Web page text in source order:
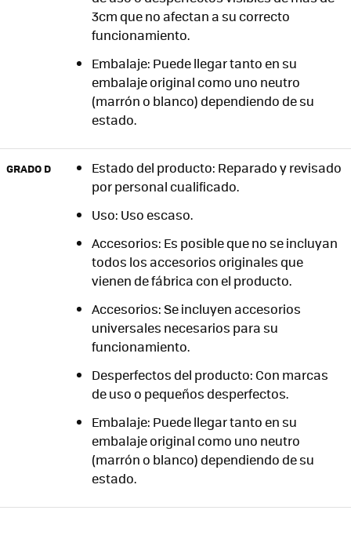
3cm que no afectan a su correcto
funcionamiento.
Embalaje: Puede llegar tanto en su
embalaje original como uno neutro
(marrón o blanco) dependiendo de su
estado.
GRADO D
Estado del producto: Reparado y revisado
por personal cualificado.
Uso: Uso escaso.
Accesorios: Es posible que no se incluyan
todos los accesorios originales que
vienen de fábrica con el producto.
Accesorios: Se incluyen accesorios
universales necesarios para su
funcionamiento.
Desperfectos del producto: Con marcas
de uso o pequeños desperfectos.
Embalaje: Puede llegar tanto en su
embalaje original como uno neutro
(marrón o blanco) dependiendo de su
estado.